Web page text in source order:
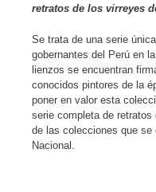
retratos de los virreyes
Se trata de una serie
gobernantes del Perú en
lienzos se encuentran
conocidos pintores de la
poner en valor esta
serie completa de
de las colecciones que se
Nacional.